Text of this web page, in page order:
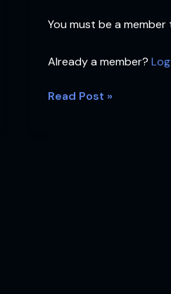
You must be a
Already a member?
Read Post »